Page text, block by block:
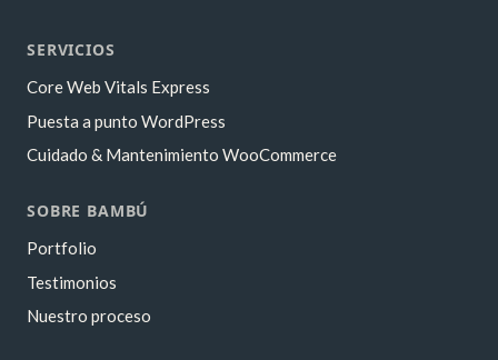
SERVICIOS
Core Web Vitals Express
Puesta a punto WordPress
Cuidado & Mantenimiento WooCommerce
SOBRE BAMBÚ
Portfolio
Testimonios
Nuestro proceso